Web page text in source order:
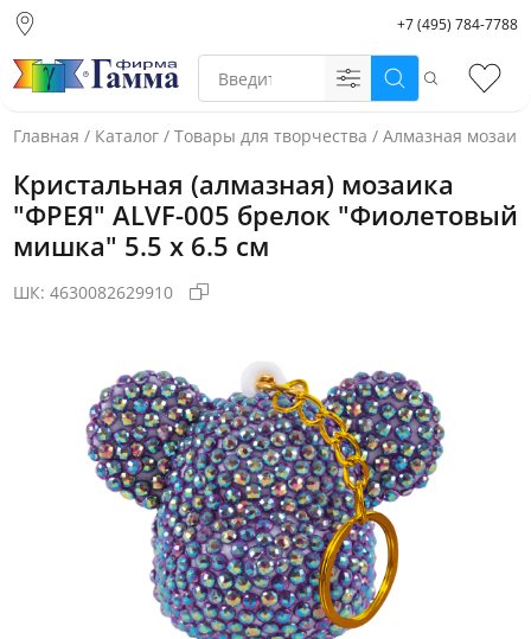
склад)
Санкт-Петербург
Екатеринбург
+7 (495) 784-7788
Поиск
Главная / Каталог / Товары для творчества / Алмазная
Кристальная (алмазная) мозаика
"ФРЕЯ" ALVF-005 брелок "Фиолетовый
мишка" 5.5 х 6.5 см
ШК: 4630082629910